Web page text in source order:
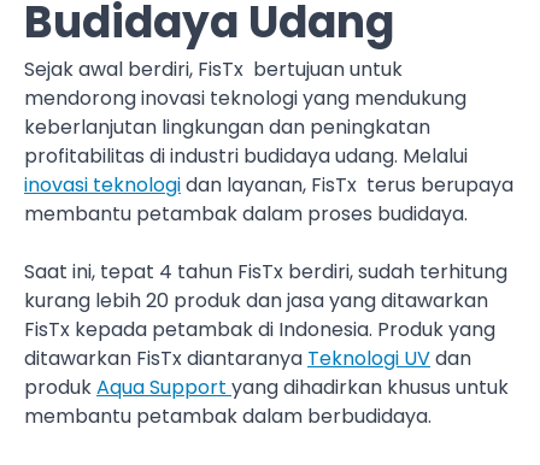
Budidaya Udang
Sejak awal berdiri, FisTx bertujuan untuk
mendorong inovasi teknologi yang mendukung
keberlanjutan lingkungan dan peningkatan
profitabilitas di industri budidaya udang. Melalui
inovasi teknologidan layanan, FisTx terus berupaya
membantu petambak dalam proses budidaya.
Saat ini, tepat 4 tahun FisTx berdiri, sudah terhitung
kurang lebih 20 produk dan jasa yang ditawarkan
FisTx kepada petambak di Indonesia. Produk yang
ditawarkan FisTx diantaranya Teknologi UVdan
produkAqua Support yang dihadirkan khusus untuk
membantu petambak dalam berbudidaya.